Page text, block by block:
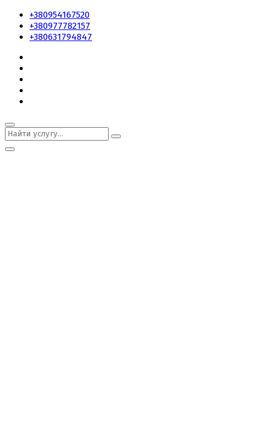
+380954167520
+380977782157
+380631794847